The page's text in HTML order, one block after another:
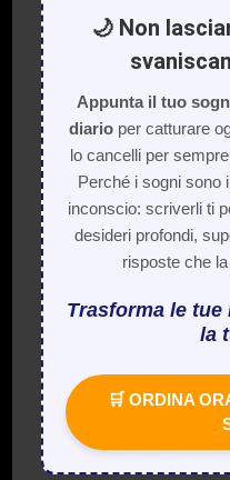
🌙 Non
Appunta il tuo
diarioper catturare
lo cancelli per
Perché i sogni sono
inconscio: scriverli ti
desideri profondi,
risposte che
Trasforma le
la
🛒 ORDINA